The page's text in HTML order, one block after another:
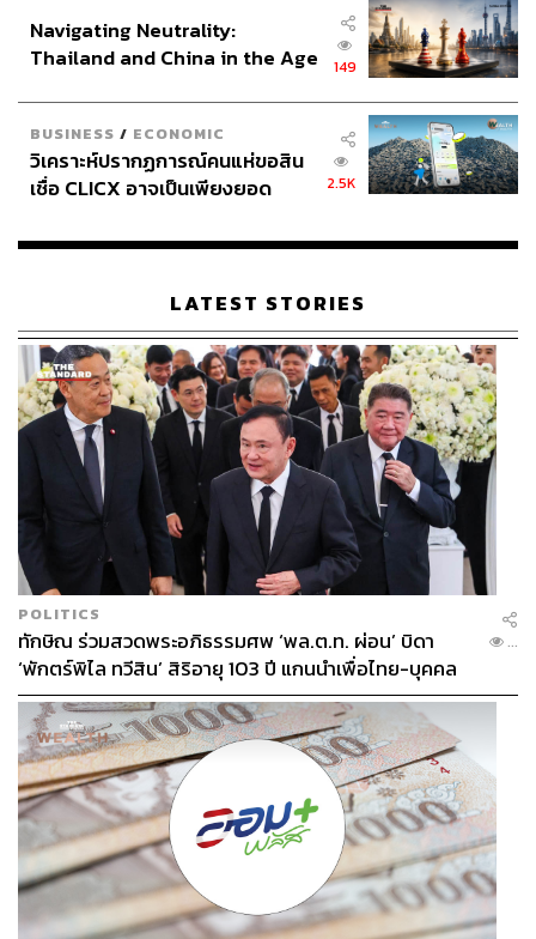
ขณะที่ ธนยศ ทิมสุวรรณ สส. เลย พรรคภูมิใจไทย อภิปราย
ว่า การแก้ไขเพิ่มเติมร่าง พ.ร.บ.คุ้มครองสิทธิแรงงานฉบับ
ของพรรคก้าวไกล จะทำให้เหลือวันทำงานลดลง 32% จาก
เดิม 289 วัน เป็นเหลือเพียง 218 วัน
ธนยศระบุว่า จำนวนวันทำงานที่ลดลงนี้จะส่งผลกระทบใน
เพิ่มขึ้นเพื่อให้สามารถผลิตได้เท่าเดิม
เพื่อไทยแจงเหตุไม่รับร่างเพราะต้องการสร้างสมดุลทุก
ภาคส่วน
แม้ในช่วงการอภิปราย สส. พรรคเพื่อไทยหลายคนอภิปรายมี
แนวโน้มที่จะสนับสนุนร่างกฎหมายคุ้มครองแรงงาน ทว่า
เมื่อลงมติ กลับลงมติไม่เห็นชอบกับร่างกฎหมายคุ้มครอง
แรงงานฉบับก้าวไกลที่เสนอโดยเซีย
วันนี้ (7 มีนาคม) ชนินทร์ รุ่งธนเกียรติ สส. บัญชีรายชื่อ และ
รองโฆษกพรรคเพื่อไทย (พท.) ในฐานะวิปรัฐบาล ชี้แจง
ว่าการที่พรรคร่วมรัฐบาลไม่รับร่างกฎหมายคุ้มครองแรงงาน
ฉบับเซียนั้น ผู้แทนจากพรรคร่วมรัฐบาลได้มีการอภิปราย
ชัดเจน ว่า ร่างดังกล่าวจะสร้างผลกระทบทางด้านเศรษฐกิจ
และภาคการผลิตมากขึ้น 30% และอาจส่งผลให้บริษัทขนาด
เล็กต่างๆ ที่ไม่สามารถปรับตัวได้ทันล้มตายลง ซึ่งจะเกิดผลใน
ทางกลับกัน
โดยอาจสร้างผลลบทำให้พี่น้องแรงงานจำนวนมากไม่
สามารถหางานได้ หรือต้องถูกเลิกจ้างแทน กฎหมายที่คาด
หวังจะยกระดับคุณภาพชีวิตแรงงานอาจซ้ำเติมสถานการณ์
ให้ย่ำแย่ลงแทน
Navigating Neutrality:
Thailand and China in the Age
149
BUSINESS / ECONOMIC
วิเคราะห์ปรากฏการณ์คนแห่ขอสิน
เชื่อ CLICX อาจเป็นเพียงยอด
เรือนไทยที่ถูกซุกไว้
2.5K
LATEST STORIES
POLITICS
ทักษิณ ร่วมสวดพระอภิธรรมศพ ‘พล.ต.ท. ผ่อน’ บิดา
‘พักตร์พิไล ทวีสิน’ สิริอายุ 103 ปี แกนนำเพื่อไทย-บุคคล
หลากวงการร่วมอาลัย
...